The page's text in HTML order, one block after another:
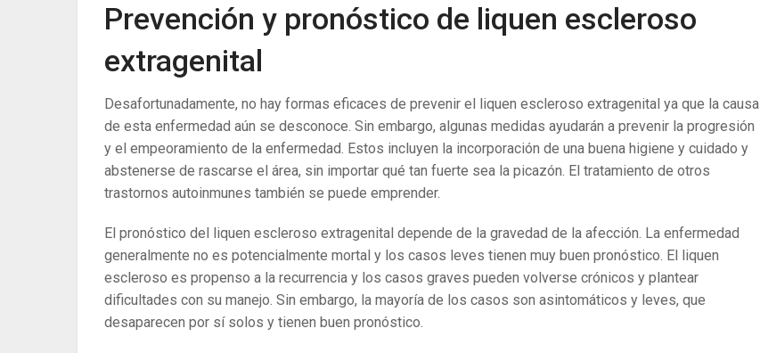
Prevención y pronóstico de liquen escleroso
extragenital
Desafortunadamente, no hay formas eficaces de prevenir el liquen escleroso extragenital ya que la causa
de esta enfermedad aún se desconoce. Sin embargo, algunas medidas ayudarán a prevenir la progresión
y el empeoramiento de la enfermedad. Estos incluyen la incorporación de una buena higiene y cuidado y
abstenerse de rascarse el área, sin importar qué tan fuerte sea la picazón. El tratamiento de otros
trastornos autoinmunes también se puede emprender.
El pronóstico del liquen escleroso extragenital depende de la gravedad de la afección. La enfermedad
generalmente no es potencialmente mortal y los casos leves tienen muy buen pronóstico. El liquen
escleroso es propenso a la recurrencia y los casos graves pueden volverse crónicos y plantear
dificultades con su manejo. Sin embargo, la mayoría de los casos son asintomáticos y leves, que
desaparecen por sí solos y tienen buen pronóstico.